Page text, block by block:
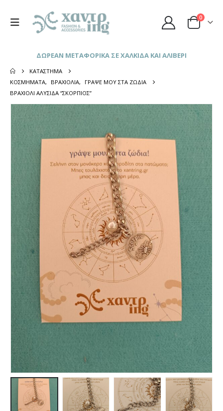
0
ΔΩΡΕΑΝ ΜΕΤΑΦΟΡΙΚΑ ΣΕ ΧΑΛΚΙΔΑ ΚΑΙ ΑΛΙΒΕΡΙ
ΚΑΤΆΣΤΗΜΑ
ΚΟΣΜΉΜΑΤΑ, ΒΡΑΧΙΌΛΙΑ,
ΓΡΆΨΕ ΜΟΥ ΣΤΑ ΖΏΔΙΑ
ΒΡΑΧΙΟΛΙ ΑΛΥΣΙΔΑ “ΣΚΟΡΠΙΟΣ”